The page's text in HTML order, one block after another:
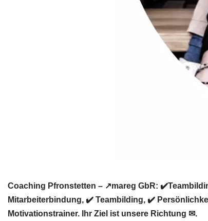
Coaching Pfronstetten – ↗️mareg GbR:
Mitarbeiterbindung, ✔️ Teambilding, ✔️
Motivationstrainer. Ihr Ziel ist unsere Richtung ✉.